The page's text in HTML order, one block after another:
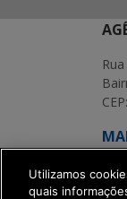
Utilizamos
quais